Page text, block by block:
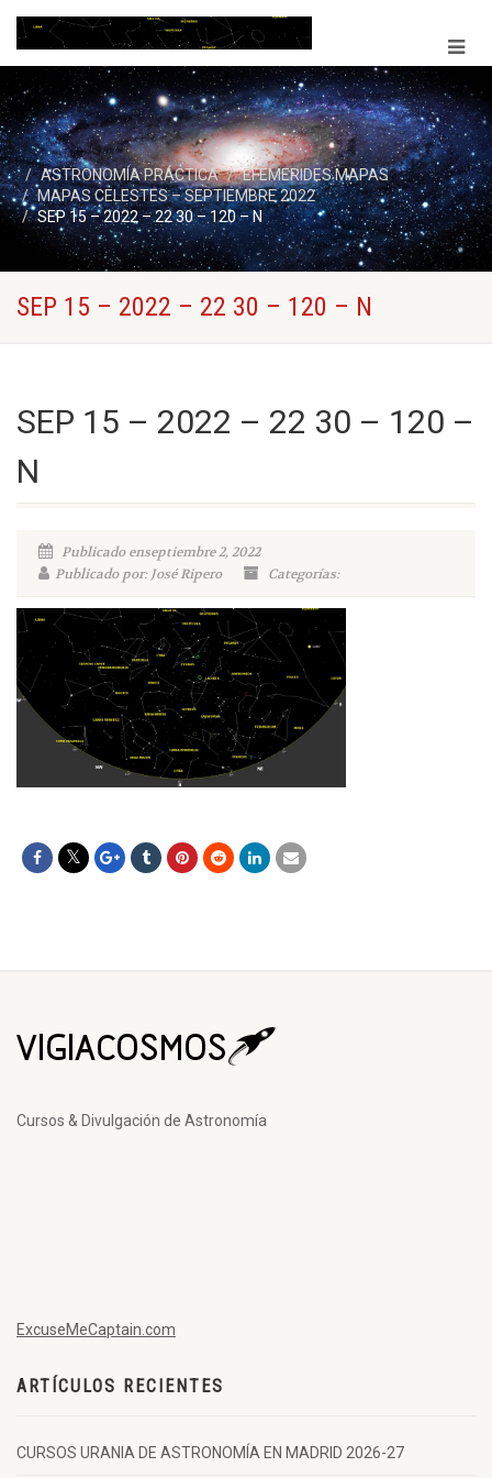
ASTRONOMÍA PRÁCTICA
EFEMERIDES MAPAS
MAPAS CELESTES – SEPTIEMBRE 2022
SEP 15 – 2022 – 22 30 – 120 – N
SEP 15 – 2022 – 22 30 – 120 – N
SEP 15 – 2022 – 22 30 – 120 –
N
Publicado enseptiembre 2, 2022
Publicado por: José Ripero
Categorías:
Cursos & Divulgación de Astronomía
ExcuseMeCaptain.com
ARTÍCULOS RECIENTES
CURSOS URANIA DE ASTRONOMÍA EN MADRID 2026-27